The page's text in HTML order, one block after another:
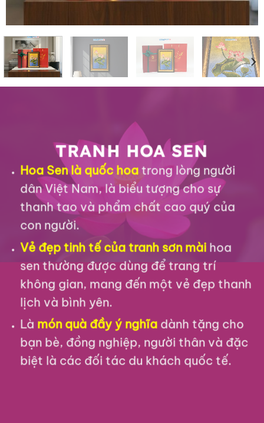
TRANH HOA SEN
Hoa Sen là quốc hoa trong lòng người
dân Việt Nam, là biểu tượng cho sự
thanh tao và phẩm chất cao quý của
con người.
Vẻ đẹp tinh tế của tranh sơn mài hoa
sen thường được dùng để trang trí
không gian, mang đến một vẻ đẹp thanh
lịch và bình yên.
Là món quà đầy ý nghĩa dành tặng cho
bạn bè, đồng nghiệp, người thân và đặc
biệt là các đối tác du khách quốc tế.